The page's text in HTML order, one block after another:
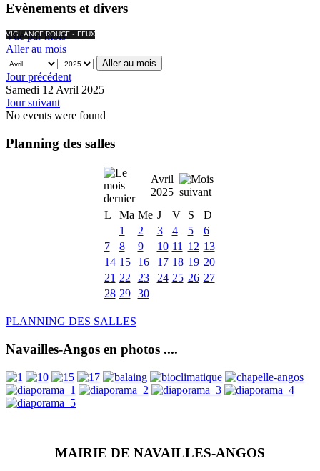
Evènements et divers
VIGILANCE ROUGE - FEUX
Vue par mois
Aller au mois
Aller au mois
Jour précédent
Samedi 12 Avril 2025
Jour suivant
No events were found
Planning des salles
Avril
2025
L
Ma Me J V S
D
1
2 3 4 5
6
7
8 9 10 11 12 13
14 15 16 17 18 19 20
21 22 23 24 25 26 27
28 29 30
PLANNING DES SALLES
Navailles-Angos en photos ....
MAIRIE DE NAVAILLES-ANGOS